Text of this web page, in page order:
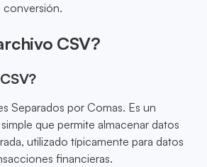
conversión.
CSV?
Separados por Comas. Es un
que permite almacenar datos
utilizado típicamente para datos
financieras.